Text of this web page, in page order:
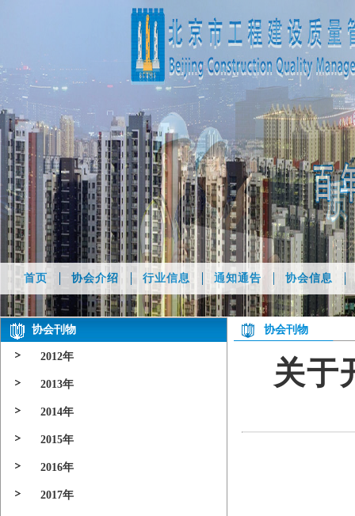
首页 协会介绍 行业信息 通知通告 协会信息
协会刊物
2012年
2013年
2014年
2015年
2016年
2017年
协会刊物
关于